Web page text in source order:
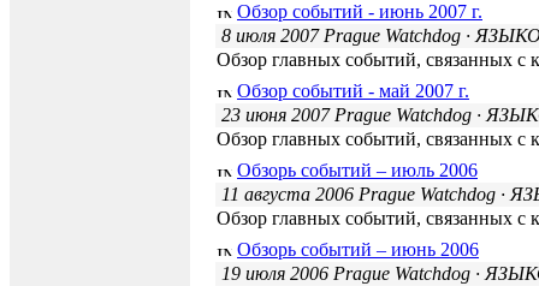
Обзор событий - июнь 2007 г.
8 июля 2007 Prague Watchdog ·
Обзор главных событий, связанных с
Обзор событий - май 2007 г.
23 июня 2007 Prague Watchdog ·
Обзор главных событий, связанных с
Обзорь событий – июль 2006
11 августа 2006 Prague Watchdog ·
Обзор главных событий, связанных с
Обзорь событий – июнь 2006
19 июля 2006 Prague Watchdog ·